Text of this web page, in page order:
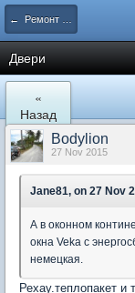
← Ремонт и обустройство
Двери
«
Назад
Bodylion
27 Nov 2015
Jane81, on 27 Nov
А в оконном
окна Veka с
немецкая.
Рехау.теплопакет и